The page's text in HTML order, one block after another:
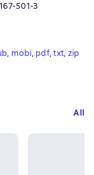
501-3
, mobi, pdf, txt, zip
All